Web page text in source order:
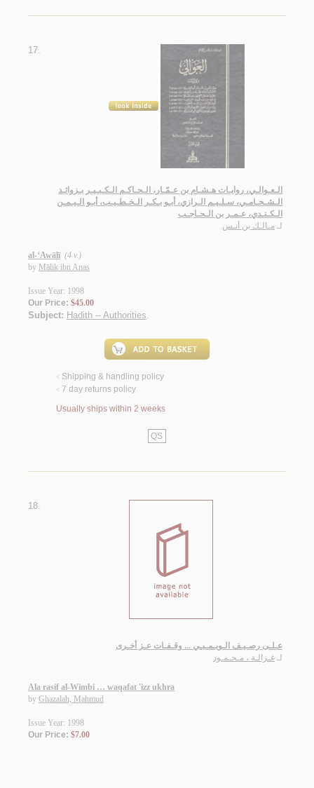
17.
الـعـوالـي، روايـات هـشـام بن عـمّـار، الـحـاكـم الـكـبـيـر بـزوائـد
الـشـحـامـي، سـلـيـم الـرازي، أبـو بـكـر الـخـطـيـب، أبـو الـيـمـن
الـكـنـدي، عـمـر بن الـحـاجـب
لـ مـالـك بن أنـس
al-‘Awālī (4 v.)
by Mālik ibn Anas
Issue Year: 1998
Our Price: $45.00
Subject: Hadith -- Authorities.
< Shipping & handling policy
< 7 day returns policy
Usually ships within 2 weeks
QS
18.
عـلـى رصـيـف الـويـمـبـي ... وقـفـات عـز أخـرى
لـ غـزالـة ، مـحـمـود
Ala rasif al-Wimbi … waqafat 'izz ukhra
by Ghazalah, Mahmud
Issue Year: 1998
Our Price: $7.00